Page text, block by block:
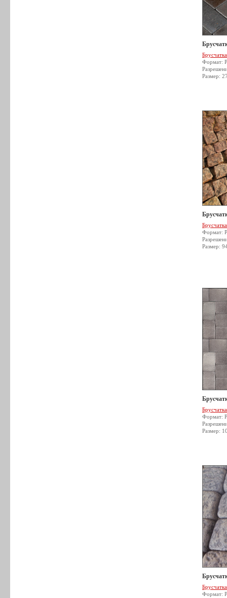
Брусчатка
Формат:
Размер:
Брусчатка
Формат:
Размер:
Брусчатка
Формат:
Размер:
Брусчатка
Формат: